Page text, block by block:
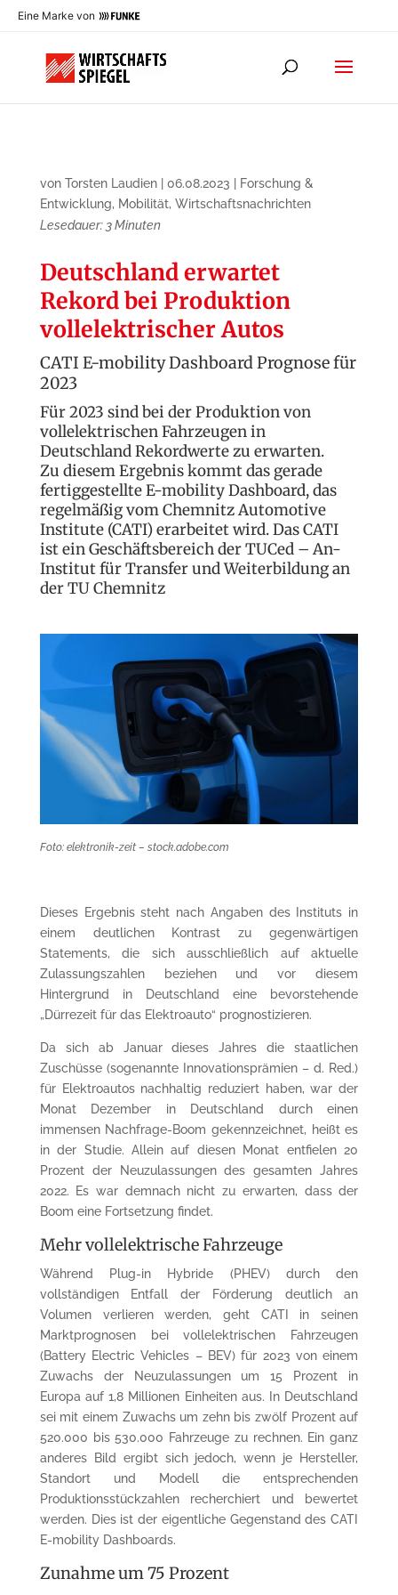
Eine Marke von
von Torsten Laudien| 06.08.2023
Forschung &
Entwicklung, Mobilität, Wirtschaftsnachrichten
Lesedauer: 3 Minuten
Deutschland erwartet
Rekord bei Produktion
vollelektrischer Autos
CATI E-mobility Dashboard Prognose für
2023
Für 2023 sind bei der Produktion von
vollelektrischen Fahrzeugen in
Deutschland Rekordwerte zu erwarten.
Zu diesem Ergebnis kommt das gerade
fertiggestellte E-mobility Dashboard, das
regelmäßig vom Chemnitz Automotive
Institute (CATI) erarbeitet wird. Das CATI
ist ein Geschäftsbereich der TUCed – An-
Institut für Transfer und Weiterbildung an
der TU Chemnitz
Foto: elektronik-zeit – stock.adobe.com
Dieses Ergebnis steht nach Angaben des Instituts in
einem deutlichen Kontrast zu gegenwärtigen
Statements, die sich ausschließlich auf aktuelle
Zulassungszahlen beziehen und vor diesem
Hintergrund in Deutschland eine bevorstehende
„Dürrezeit für das Elektroauto“ prognostizieren.
Da sich ab Januar dieses Jahres die staatlichen
Zuschüsse (sogenannte Innovationsprämien – d. Red.)
für Elektroautos nachhaltig reduziert haben, war der
Monat Dezember in Deutschland durch einen
immensen Nachfrage-Boom gekennzeichnet, heißt es
in der Studie. Allein auf diesen Monat entfielen 20
Prozent der Neuzulassungen des gesamten Jahres
2022. Es war demnach nicht zu erwarten, dass der
Boom eine Fortsetzung findet.
Mehr vollelektrische Fahrzeuge
Während Plug-in Hybride (PHEV) durch den
vollständigen Entfall der Förderung deutlich an
Volumen verlieren werden, geht CATI in seinen
Marktprognosen bei vollelektrischen Fahrzeugen
(Battery Electric Vehicles – BEV) für 2023 von einem
Zuwachs der Neuzulassungen um 15 Prozent in
Europa auf 1,8 Millionen Einheiten aus. In Deutschland
sei mit einem Zuwachs um zehn bis zwölf Prozent auf
520.000 bis 530.000 Fahrzeuge zu rechnen. Ein ganz
anderes Bild ergibt sich jedoch, wenn je Hersteller,
Standort und Modell die entsprechenden
Produktionsstückzahlen recherchiert und bewertet
werden. Dies ist der eigentliche Gegenstand des CATI
E-mobility Dashboards.
Zunahme um 75 Prozent